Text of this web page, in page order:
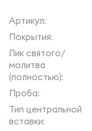
Артикул:
Покрытия:
Лик святого/
молитва
(полностью):
Проба:
Тип центральной
вставки: